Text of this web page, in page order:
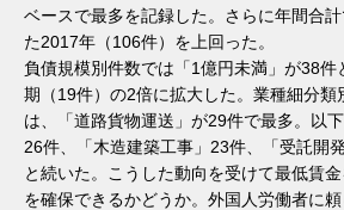
ベースで最多を記録した。さらに年間合
た2017年（106件）を上回った。
負債規模別件数では「1億円未満」が38件
期（19件）の2倍に拡大した。業種細分類
は、「道路貨物運送」が29件で最多。以
26件、「木造建築工事」23件、「受託開
と続いた。こうした動向を受けて最低賃
を確保できるかどうか。外国人労働者に頼